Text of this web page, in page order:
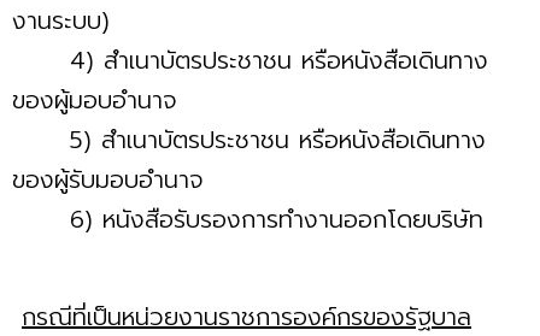
งานระบบ)
4) สำเนาบัตรประชาชน หรือหนังสือเดินทาง
ของผู้มอบอำนาจ
5) สำเนาบัตรประชาชน หรือหนังสือเดินทาง
ของผู้รับมอบอำนาจ
6) หนังสือรับรองการทำงานออกโดยบริษัท
กรณีที่เป็นหน่วยงานราชการองค์กรของรัฐบาล